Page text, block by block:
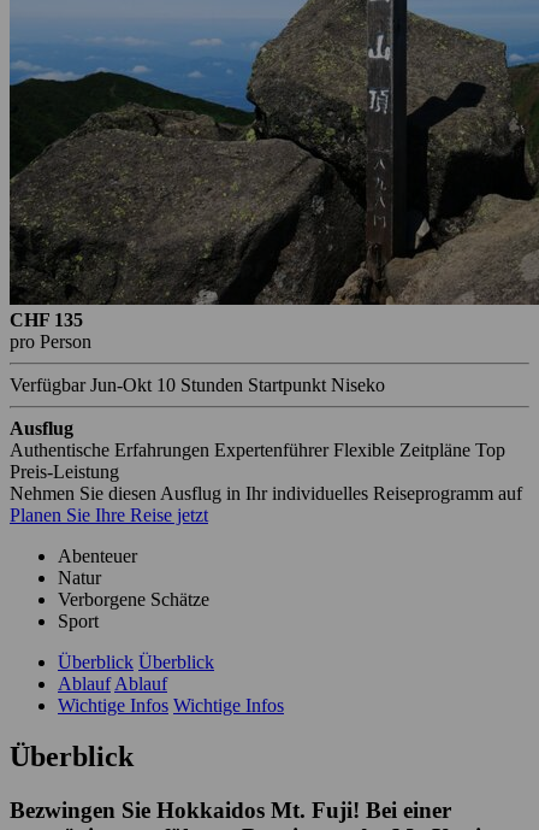
CHF 135
pro Person
Verfügbar Jun-Okt 10 Stunden Startpunkt Niseko
Ausflug
Authentische Erfahrungen Expertenführer Flexible Zeitpläne Top
Preis-Leistung
Nehmen Sie diesen Ausflug in Ihr individuelles Reiseprogramm auf
Planen Sie Ihre Reise jetzt
Abenteuer
Natur
Verborgene Schätze
Sport
Überblick Überblick
Ablauf Ablauf
Wichtige Infos Wichtige Infos
Überblick
Bezwingen Sie Hokkaidos Mt. Fuji! Bei einer